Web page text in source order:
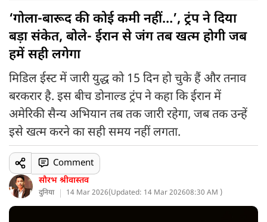
‘गोला-बारूद की कोई कमी नहीं…’, ट्रंप ने दिया
बड़ा संकेत, बोले- ईरान से जंग तब खत्म होगी जब
हमें सही लगेगा
मिडिल ईस्ट में जारी युद्ध को 15 दिन हो चुके हैं और तनाव
बरकरार है. इस बीच डोनाल्ड ट्रंप ने कहा कि ईरान में
अमेरिकी सैन्य अभियान तब तक जारी रहेगा, जब तक उन्हें
इसे खत्म करने का सही समय नहीं लगता.
सौरभ श्रीवास्तव
दुनिया 14 Mar 2026(Updated: 14 Mar 202608:30 AM )
Comment